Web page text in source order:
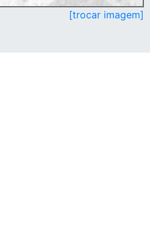
[trocar imagem]